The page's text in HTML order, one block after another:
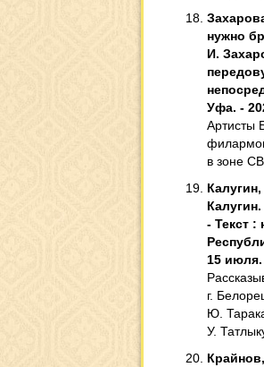
нужно
И.
Уфа. -
Артисты
в зоне
- Текст :
15
г.
Ю.
У.